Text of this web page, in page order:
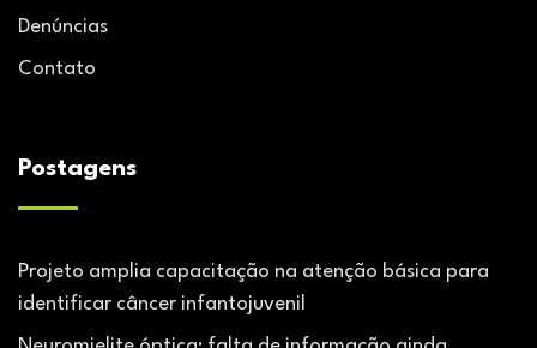
Denúncias
Contato
Postagens
Projeto amplia capacitação na atenção básica para
identificar câncer infantojuvenil